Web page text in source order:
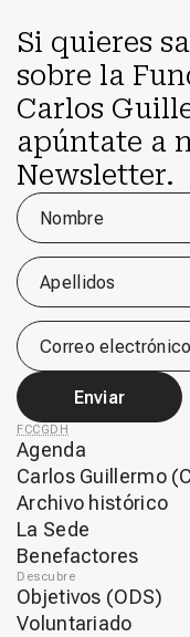
Si quieres
sobre la
Carlos
apúntate a
Newsletter.
Nombre
Apellidos
Correo electrónico
Enviar
FCCGDH
Agenda
Carlos Guillermo
Archivo histórico
La Sede
Benefactores
Descubre
Objetivos (ODS)
Voluntariado